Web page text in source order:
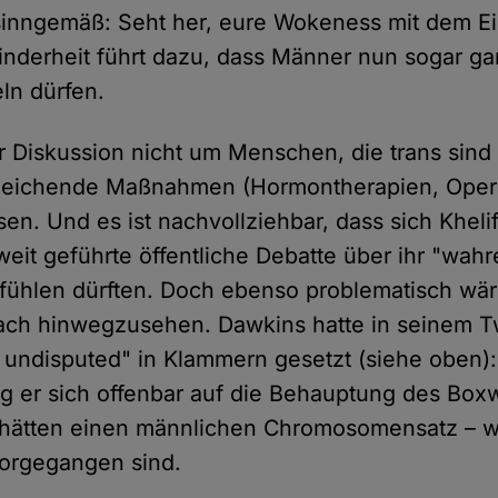
Seht her, eure Wokeness mit dem
führt dazu, dass Männer nun sogar
dürfen.
Diskussion nicht um Menschen, die trans sind
Maßnahmen (Hormontherapien,
Und es ist nachvollziehbar, dass sich
geführte öffentliche Debatte über ihr
dürften. Doch ebenso problematisch
hinwegzusehen. Dawkins hatte in seinem
in Klammern gesetzt (siehe
er sich offenbar auf die Behauptung des
einen männlichen Chromosomensatz –
sind.